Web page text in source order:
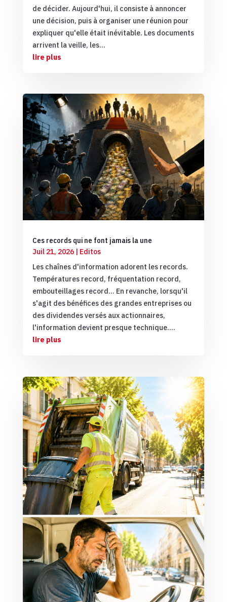
de décider. Aujourd'hui, il consiste à annoncer
une décision, puis à organiser une réunion pour
expliquer qu'elle était inévitable. Les documents
arrivent la veille, les...
lire plus
Ces records qui ne font jamais la une
Juil 21, 2026| Editos
Les chaînes d'information adorent les records.
Températures record, fréquentation record,
embouteillages record… En revanche, lorsqu'il
s'agit des bénéfices des grandes entreprises ou
des dividendes versés aux actionnaires,
l'information devient presque technique....
lire plus